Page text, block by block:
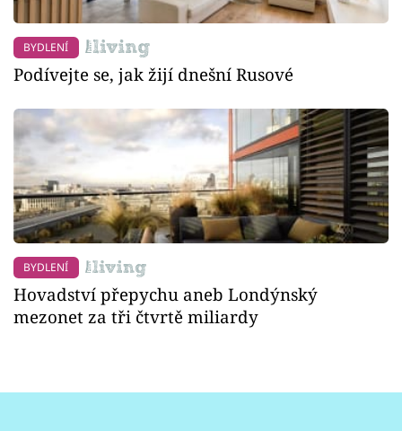
BYDLENÍ
Podívejte se, jak žijí dnešní Rusové
BYDLENÍ
Hovadství přepychu aneb Londýnský
mezonet za tři čtvrtě miliardy